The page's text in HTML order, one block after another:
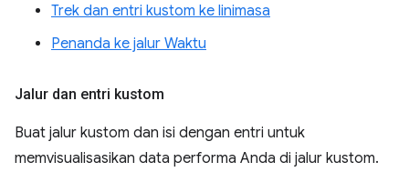
Trek dan entri kustom ke linimasa
Penanda ke jalur Waktu
Jalur dan entri kustom
Buat jalur kustom dan isi dengan entri untuk
memvisualisasikan data performa Anda di jalur kustom.